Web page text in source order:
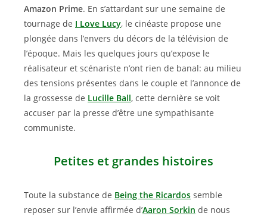
Amazon Prime. En s’attardant sur une semaine de
tournage de I Love Lucy, le cinéaste propose une
plongée dans l’envers du décors de la télévision de
l’époque. Mais les quelques jours qu’expose le
réalisateur et scénariste n’ont rien de banal: au milieu
des tensions présentes dans le couple et l’annonce de
la grossesse de Lucille Ball, cette dernière se voit
accuser par la presse d’être une sympathisante
communiste.
Petites et grandes histoires
Toute la substance de Being the Ricardos semble
reposer sur l’envie affirmée d’Aaron Sorkin de nous